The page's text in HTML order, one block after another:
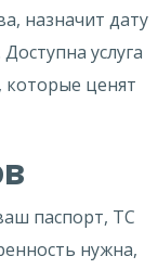
назначит дату
услуга
которые ценят
паспорт, ТС
нужна,